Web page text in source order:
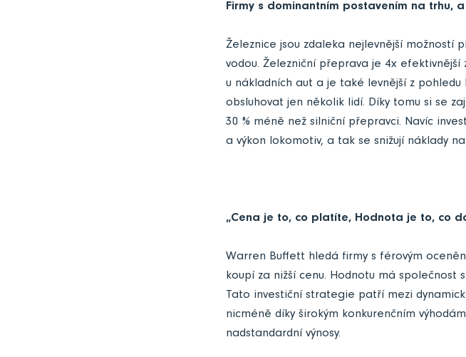
Firmy s dominantním postavením na trhu,
Železnice jsou zdaleka nejlevnější možností
vodou. Železniční přeprava je 4x
u nákladních aut a je také levnější z
obsluhovat jen několik lidí. Díky tomu si se
30 % méně než silniční přepravci. Navíc
a výkon lokomotiv, a tak se snižují náklady
„Cena je to, co platíte, Hodnota je to, co
Warren Buffett hledá firmy s férovým
koupí za nižší cenu. Hodnotu má
Tato investiční strategie patří mezi
nicméně díky širokým konkurenčním
nadstandardní výnosy.